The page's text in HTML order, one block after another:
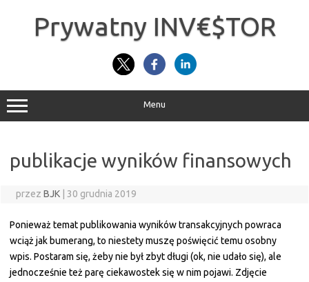
Prywatny INV€$TOR
Menu
publikacje wyników finansowych
przez BJK 30 grudnia 2019
Ponieważ temat publikowania wyników transakcyjnych powraca
wciąż jak bumerang, to niestety muszę poświęcić temu osobny
wpis. Postaram się, żeby nie był zbyt długi (ok, nie udało się), ale
jednocześnie też parę ciekawostek się w nim pojawi. Zdjęcie